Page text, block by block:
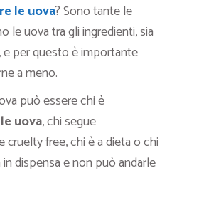
le uova? Sono tante le
le uova tra gli ingredienti, sia
per questo è importante
a meno.
può essere chi è
uova, chi segue
cruelty free, chi è a dieta o chi
dispensa e non può andarle